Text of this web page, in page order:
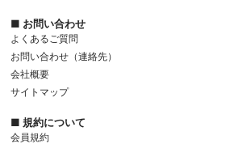
■ お問い合わせ
よくあるご質問
お問い合わせ（連絡先）
会社概要
サイトマップ
■ 規約について
会員規約